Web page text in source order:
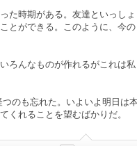
時期がある。友達といっしょ
とができる。このように、今の
ろんなものが作れるがこれは私
のも忘れた。いよいよ明日は
くれることを望むばかりだ。